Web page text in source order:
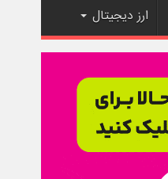
ارز دیجیتال